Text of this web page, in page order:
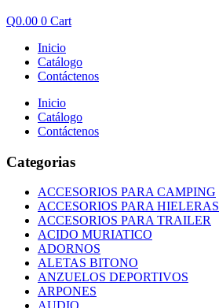
Q0.00 0 Cart
Inicio
Catálogo
Contáctenos
Inicio
Catálogo
Contáctenos
Categorias
ACCESORIOS PARA CAMPING
ACCESORIOS PARA HIELERAS
ACCESORIOS PARA TRAILER
ACIDO MURIATICO
ADORNOS
ALETAS BITONO
ANZUELOS DEPORTIVOS
ARPONES